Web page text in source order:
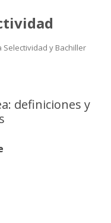
y Bachiller
definiciones y